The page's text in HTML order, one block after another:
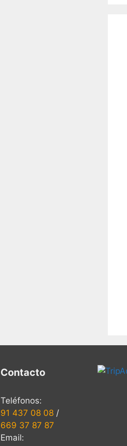
Contacto
Teléfonos:
91 437 08 08 /
669 37 87 87
Email: